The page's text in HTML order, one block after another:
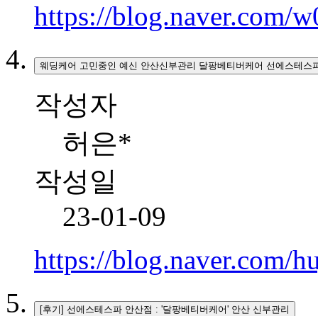
https://blog.naver.com/
웨딩케어 고민중인 예신 안산신부관리 달팡베티버케어 선에스테스
작성자
허은*
작성일
23-01-09
https://blog.naver.com/
[후기] 선에스테스파 안산점 : '달팡베티버케어' 안산 신부관리